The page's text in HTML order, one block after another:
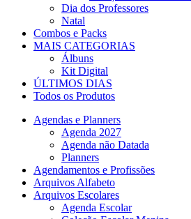
Dia dos Professores
Natal
Combos e Packs
MAIS CATEGORIAS
Álbuns
Kit Digital
ÚLTIMOS DIAS
Todos os Produtos
Agendas e Planners
Agenda 2027
Agenda não Datada
Planners
Agendamentos e Profissões
Arquivos Alfabeto
Arquivos Escolares
Agenda Escolar